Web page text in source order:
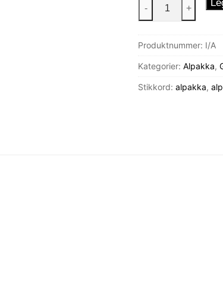
i
antall
- +
Produktnummer: I/A
Kategorier: Alpakka,
Stikkord: alpakka,